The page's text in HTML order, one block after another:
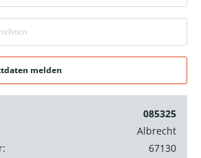
melden
085325
Albrecht
67130